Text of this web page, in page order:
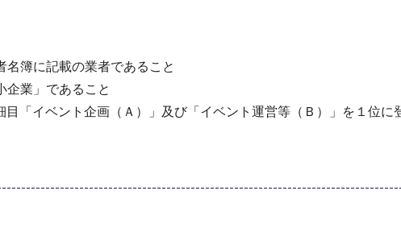
簿に記載の業者であること
業」であること
「イベント企画（Ａ）」及び「イベント運営等（Ｂ）」を１位に